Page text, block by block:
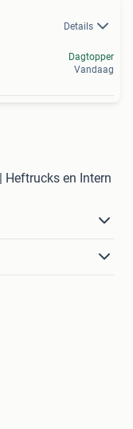
Details
Dagtopper
Vandaag